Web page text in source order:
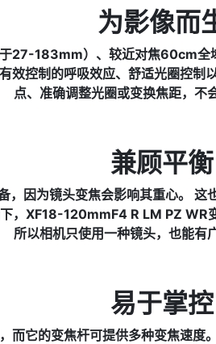
为影像而
27-183mm）、较近对焦60cm
效控制的呼吸效应、舒适光圈控
点、准确调整光圈或变换焦距，不
兼顾平衡
，因为镜头变焦会影响其重心。
，XF18-120mmF4 R LM PZ WR
所以相机只使用一种镜头，也能有
易于掌控
而它的变焦杆可提供多种变焦速度